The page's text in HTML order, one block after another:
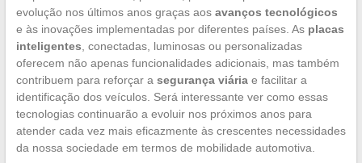
evolução nos últimos anos graças aos avanços tecnológicos
e às inovações implementadas por diferentes países. As placas
inteligentes, conectadas, luminosas ou personalizadas
oferecem não apenas funcionalidades adicionais, mas também
contribuem para reforçar a segurança viáriae facilitar a
identificação dos veículos. Será interessante ver como essas
tecnologias continuarão a evoluir nos próximos anos para
atender cada vez mais eficazmente às crescentes necessidades
da nossa sociedade em termos de mobilidade automotiva.